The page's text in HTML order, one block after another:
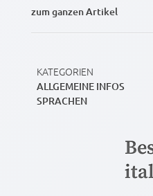
zum ganzen Artikel
KATEGORIEN
ALLGEMEINE INFOS
SPRACHEN